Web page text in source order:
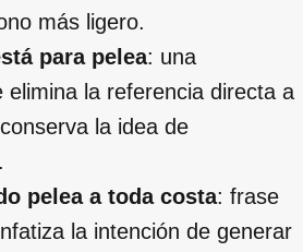
más ligero.
para pelea: una
elimina la referencia directa a
la idea de
pelea a toda costa: frase
la intención de generar